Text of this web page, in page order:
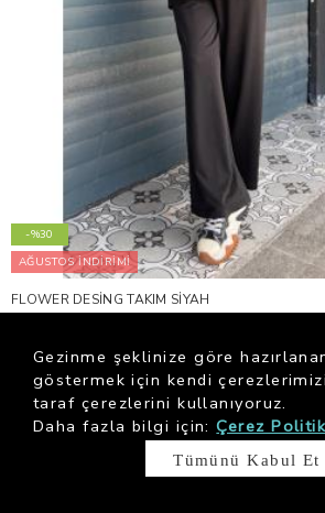
-%30
AĞUSTOS İNDİRİMİ
FLOWER DESİNG TAKIM SİYAH
Gezinme şeklinize göre
göstermek için kendi
taraf çerezlerini kullanıyoruz.
Daha fazla bilgi için: Çerez
Tümünü Kabul Et